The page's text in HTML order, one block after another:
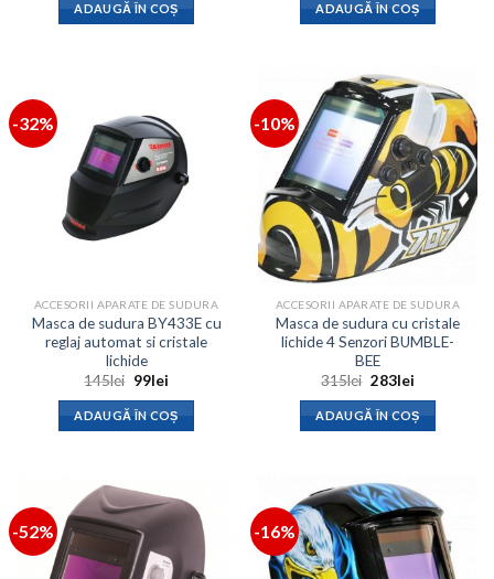
fost:
340lei.
339lei.
ADAUGĂ ÎN COȘ
fost:
1,670lei.
ADAUGĂ ÎN COȘ
-32%
ACCESORII APARATE DE SUDURA
Masca de sudura BY433E cu
reglaj automat si cristale
lichide
145lei Prețul
a
fost:
145lei.
99leiPrețul
este:
99lei.
ADAUGĂ ÎN COȘ
-10%
ACCESORII APARATE DE SUDURA
Masca de sudura cu cristale
lichide 4 Senzori BUMBLE-
BEE
315lei Prețul
a
fost:
315lei.
283leiPrețul
este:
283lei.
ADAUGĂ ÎN COȘ
-52% -16%